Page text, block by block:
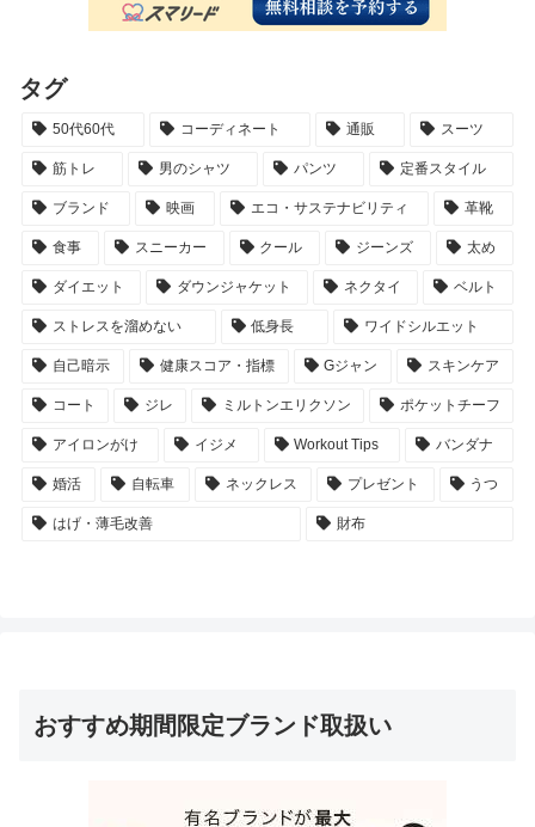
タグ
50代60代 コーディネート 通販 スーツ
筋トレ 男のシャツ パンツ 定番スタイル
ブランド 映画 エコ・サステナビリティ 革靴
食事 スニーカー クール ジーンズ 太め
ダイエット ダウンジャケット ネクタイ ベルト
ストレスを溜めない 低身長 ワイドシルエット
自己暗示 健康スコア・指標 Gジャン スキンケア
コート ジレ ミルトンエリクソン ポケットチーフ
アイロンがけ イジメ Workout Tips バンダナ
婚活 自転車 ネックレス プレゼント うつ
はげ・薄毛改善 財布
おすすめ期間限定ブランド取扱い